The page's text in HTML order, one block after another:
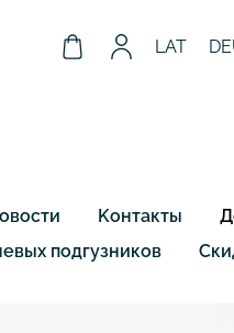
Kонтакты
подгузников
LAT